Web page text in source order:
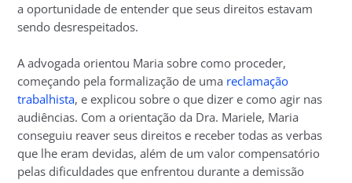
a oportunidade de entender que seus direitos estavam
sendo desrespeitados.
A advogada orientou Maria sobre como proceder,
começando pela formalização de uma reclamação
trabalhista, e explicou sobre o que dizer e como agir nas
audiências. Com a orientação da Dra. Mariele, Maria
conseguiu reaver seus direitos e receber todas as verbas
que lhe eram devidas, além de um valor compensatório
pelas dificuldades que enfrentou durante a demissão